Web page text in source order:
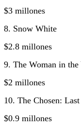
$3 millones
8. Snow White
$2.8 millones
9. The Woman in the
$2 millones
10. The Chosen:
$0.9 millones